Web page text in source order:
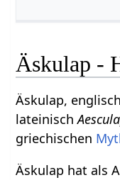
Äskulap -
Äskulap,
lateinisch
griechischen
Äskulap hat als